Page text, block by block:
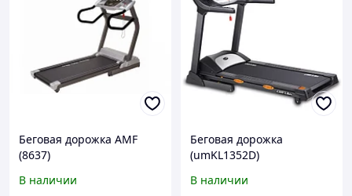
Беговая дорожка AMF
(8637)
В наличии
Беговая дорожка
(umKL1352D)
В наличии